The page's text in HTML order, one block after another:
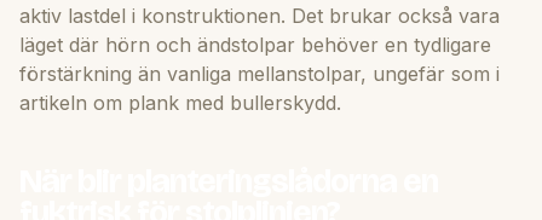
aktiv lastdel i konstruktionen. Det brukar också vara
läget där hörn och ändstolpar behöver en tydligare
förstärkning än vanliga mellanstolpar, ungefär som i
artikeln om plank med bullerskydd.